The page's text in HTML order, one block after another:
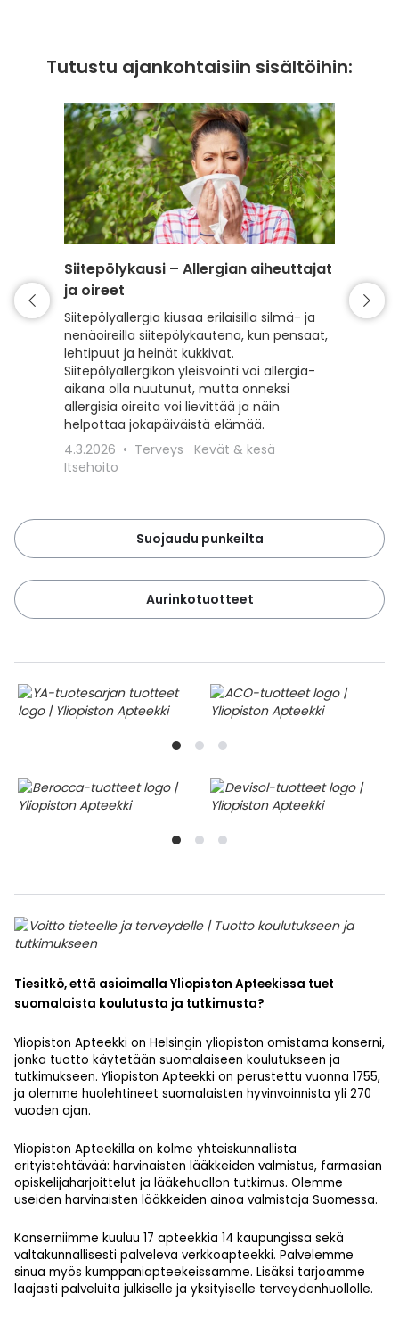
Tutustu ajankohtaisiin sisältöihin:
Siitepölykausi – Allergian aiheuttajat
ja oireet
Siitepölyallergia kiusaa erilaisilla silmä- ja
nenäoireilla siitepölykautena, kun pensaat,
lehtipuut ja heinät kukkivat.
Siitepölyallergikon yleisvointi voi allergia-
aikana olla nuutunut, mutta onneksi
allergisia oireita voi lievittää ja näin
helpottaa jokapäiväistä elämää.
4.3.2026
Terveys
Kevät & kesä
Itsehoito
Kevät
Suojaudu punkeilta
Aurinkotuotteet
Tiesitkö, että asioimalla Yliopiston Apteekissa tuet
suomalaista koulutusta ja tutkimusta?
Yliopiston Apteekki on Helsingin yliopiston omistama konserni,
jonka tuotto käytetään suomalaiseen koulutukseen ja
tutkimukseen. Yliopiston Apteekki on perustettu vuonna 1755,
ja olemme huolehtineet suomalaisten hyvinvoinnista yli 270
vuoden ajan.
Yliopiston Apteekilla on kolme yhteiskunnallista
erityistehtävää: harvinaisten lääkkeiden valmistus, farmasian
opiskelijaharjoittelut ja lääkehuollon tutkimus. Olemme
useiden harvinaisten lääkkeiden ainoa valmistaja Suomessa.
Konserniimme kuuluu 17 apteekkia 14 kaupungissa sekä
valtakunnallisesti palveleva verkkoapteekki. Palvelemme
sinua myös kumppaniapteekeissamme. Lisäksi tarjoamme
laajasti palveluita julkiselle ja yksityiselle terveydenhuollolle.